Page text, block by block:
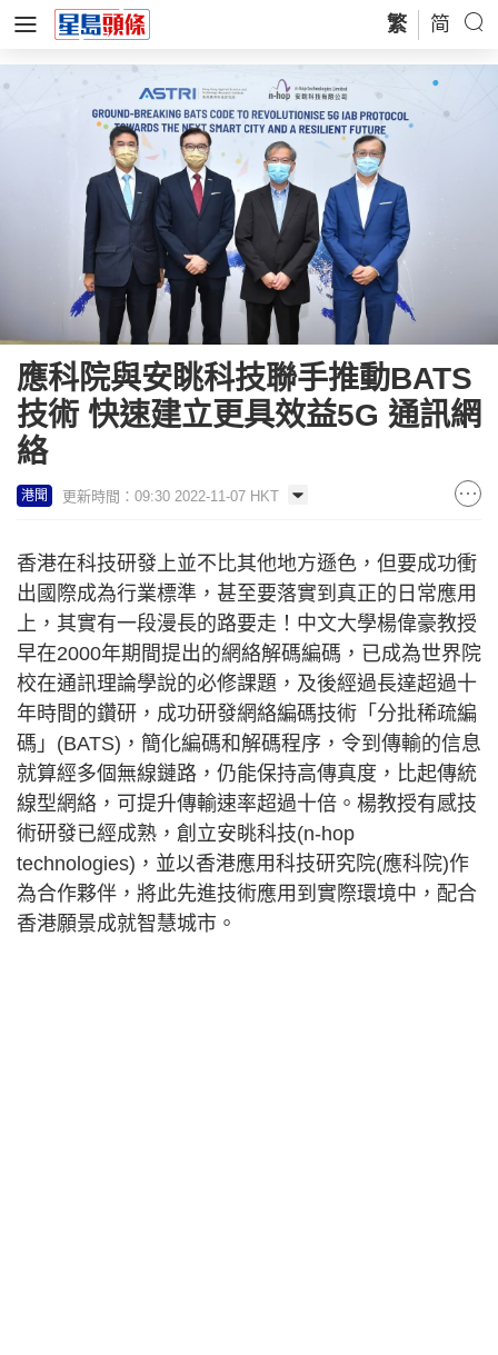
繁 简
應科院與安眺科技聯手推動BATS
技術 快速建立更具效益5G 通訊網
絡
港聞 更新時間：09:30 2022-11-07 HKT
香港在科技研發上並不比其他地方遜色，但要成功衝
出國際成為行業標準，甚至要落實到真正的日常應用
上，其實有一段漫長的路要走！中文大學楊偉豪教授
早在2000年期間提出的網絡解碼編碼，已成為世界院
校在通訊理論學說的必修課題，及後經過長達超過十
年時間的鑽研，成功研發網絡編碼技術「分批稀疏編
碼」(BATS)，簡化編碼和解碼程序，令到傳輸的信息
就算經多個無線鏈路，仍能保持高傳真度，比起傳統
線型網絡，可提升傳輸速率超過十倍。楊教授有感技
術研發已經成熟，創立安眺科技(n-hop
technologies)，並以香港應用科技研究院(應科院)作
為合作夥伴，將此先進技術應用到實際環境中，配合
香港願景成就智慧城市。